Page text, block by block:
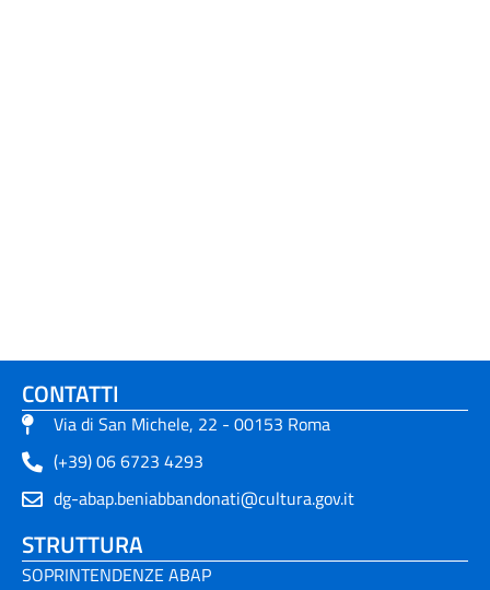
CONTATTI
Via di San Michele, 22 - 00153 Roma
(+39) 06 6723 4293
dg-abap.beniabbandonati@cultura.gov.it
STRUTTURA
SOPRINTENDENZE ABAP